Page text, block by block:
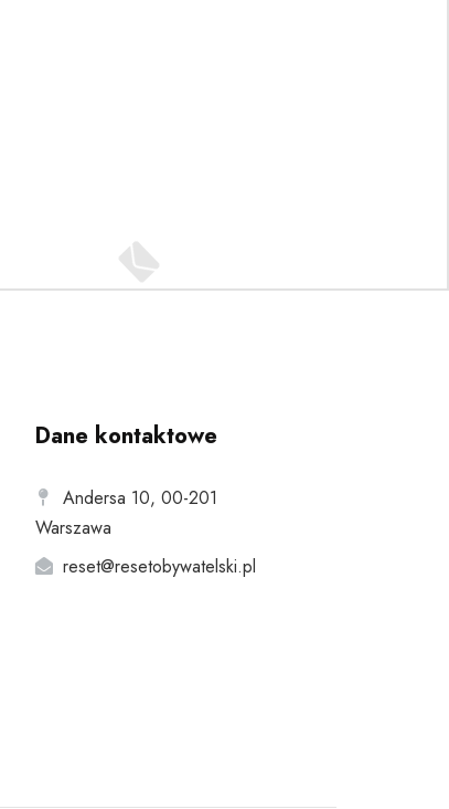
Dane kontaktowe
Andersa 10, 00-201
Warszawa
reset@resetobywatelski.pl